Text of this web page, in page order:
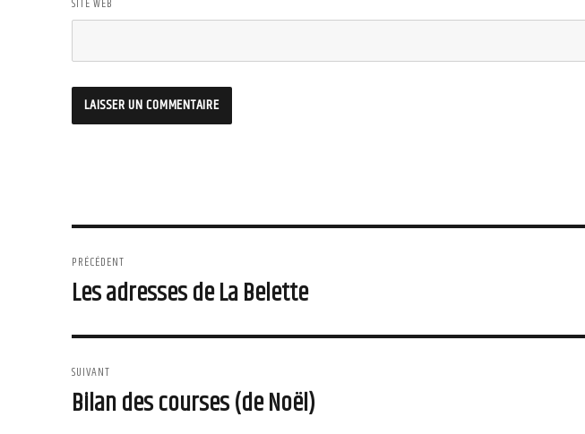
de
PRÉCÉDENT
Article
Les adresses de La Belette
SUIVANT
Article
Bilan des courses (de Noël)